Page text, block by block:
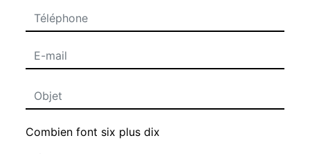
Combien font six plus dix